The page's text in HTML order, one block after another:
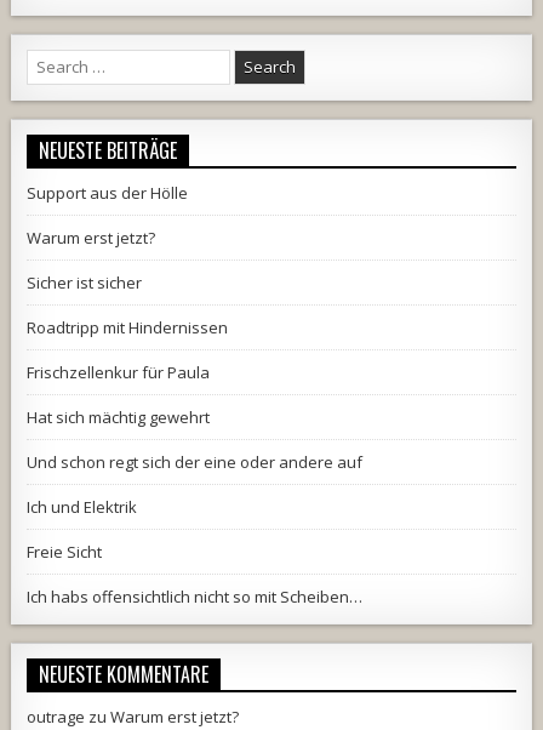
Search
for:
NEUESTE BEITRÄGE
Support aus der Hölle
Warum erst jetzt?
Sicher ist sicher
Roadtripp mit Hindernissen
Frischzellenkur für Paula
Hat sich mächtig gewehrt
Und schon regt sich der eine oder andere auf
Ich und Elektrik
Freie Sicht
Ich habs offensichtlich nicht so mit Scheiben…
NEUESTE KOMMENTARE
outrage zuWarum erst jetzt?